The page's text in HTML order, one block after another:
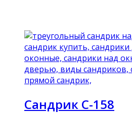
Сандрик С-158